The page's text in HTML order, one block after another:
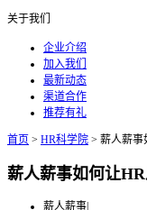
关于我们
企业介绍
加入我们
最新动态
渠道合作
推荐有礼
首页 > HR科学院 > 薪人薪事
薪人薪事如何让
薪人薪事|